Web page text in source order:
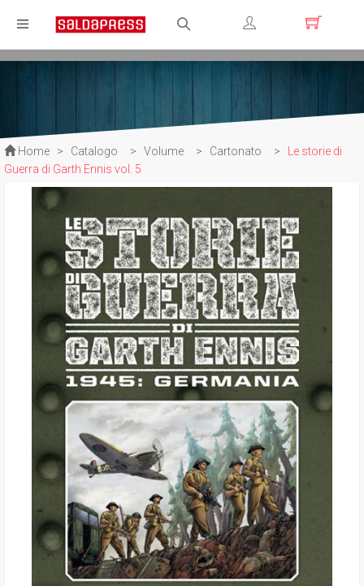
Registrati
Home > Catalogo > Volume > Cartonato >
Le storie di
Guerra di Garth Ennis vol. 5